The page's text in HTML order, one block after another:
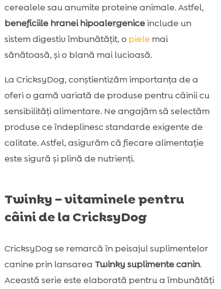
cerealele sau anumite proteine animale. Astfel,
beneficiile hranei hipoalergeniceinclude un
sistem digestiv îmbunătățit, o piele mai
sănătoasă, și o blană mai lucioasă.
La CricksyDog, conștientizăm importanța de a
oferi o gamă variată de produse pentru câinii cu
sensibilități alimentare. Ne angajăm să selectăm
produse ce îndeplinesc standarde exigente de
calitate. Astfel, asigurăm că fiecare alimentație
este sigură și plină de nutrienți.
Twinky – vitaminele pentru
câini de la CricksyDog
CricksyDog se remarcă în peisajul suplimentelor
canine prin lansarea Twinky suplimente canin.
Această serie este elaborată pentru a îmbunătăți